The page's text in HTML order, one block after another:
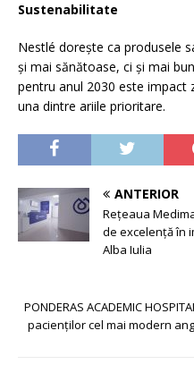
Sustenabilitate
Nestlé dorește ca produsele
și mai sănătoase, ci și mai
pentru anul 2030 este impact
una dintre ariile prioritare.
ANTERIOR
Rețeaua
de excelență în
Alba Iulia
PONDERAS ACADEMIC
pacienților cel mai modern